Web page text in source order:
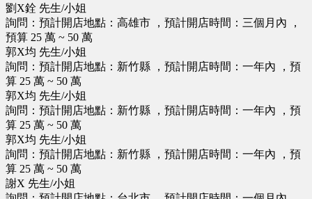
劉X銓 先生/小姐
詢問：預計開店地點：高雄市 ，預計開店時間：三個月內 ，
預算 25 萬 ~ 50 萬
郭X均 先生/小姐
詢問：預計開店地點：新竹縣 ，預計開店時間：一年內 ，預
算 25 萬 ~ 50 萬
郭X均 先生/小姐
詢問：預計開店地點：新竹縣 ，預計開店時間：一年內 ，預
算 25 萬 ~ 50 萬
郭X均 先生/小姐
詢問：預計開店地點：新竹縣 ，預計開店時間：一年內 ，預
算 25 萬 ~ 50 萬
謝X 先生/小姐